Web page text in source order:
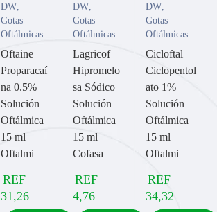
DW,
Gotas
Oftálmicas
Oftaine
Proparacaí
na 0.5%
Solución
Oftálmica
15 ml
Oftalmi
REF
31,26
DW
Gotas
Oftálmicas
Lagricof
Hipromelo
sa Sódico
Solución
Oftálmica
15 ml
Cofasa
REF
4,76
DW,
Gotas
Oftálmicas
Cicloftal
Ciclopentol
ato 1%
Solución
Oftálmica
15 ml
Oftalmi
REF
34,32